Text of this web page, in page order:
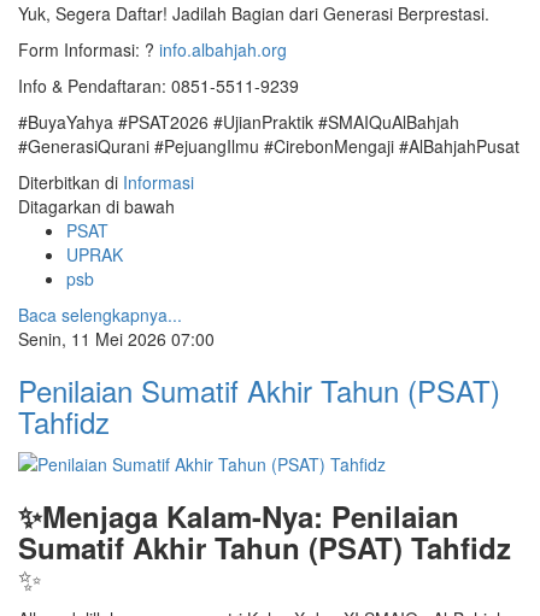
Yuk, Segera Daftar! Jadilah Bagian dari Generasi Berprestasi.
Form Informasi: ? info.albahjah.org
Info & Pendaftaran: 0851-5511-9239
#BuyaYahya #PSAT2026 #UjianPraktik #SMAIQuAlBahjah
#GenerasiQurani #PejuangIlmu #CirebonMengaji #AlBahjahPusat
Diterbitkan di Informasi
Ditagarkan di bawah
PSAT
UPRAK
psb
Baca selengkapnya...
Senin, 11 Mei 2026 07:00
Penilaian Sumatif Akhir Tahun (PSAT)
Tahfidz
✨Menjaga Kalam-Nya: Penilaian
Sumatif Akhir Tahun (PSAT) Tahfidz
✨